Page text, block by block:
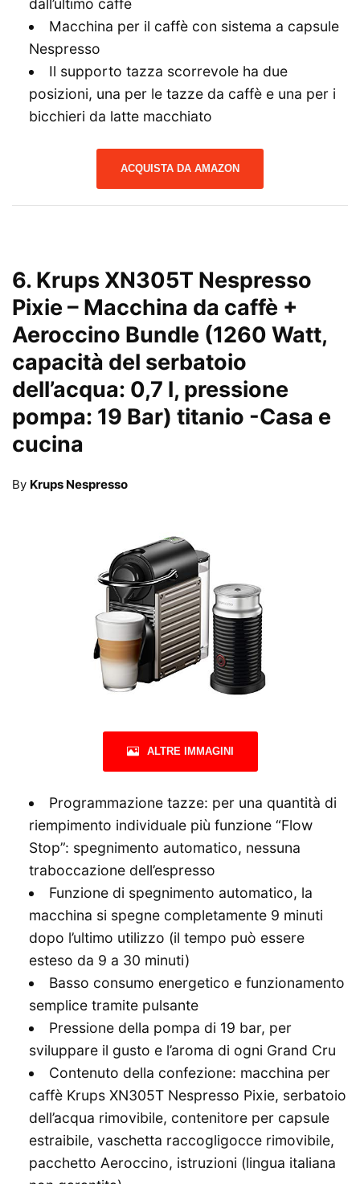
dall’ultimo caffè
Macchina per il caffè con sistema a capsule
Nespresso
Il supporto tazza scorrevole ha due
posizioni, una per le tazze da caffè e una per i
bicchieri da latte macchiato
ACQUISTA DA AMAZON
6. Krups XN305T Nespresso
Pixie – Macchina da caffè +
Aeroccino Bundle (1260 Watt,
capacità del serbatoio
dell’acqua: 0,7 l, pressione
pompa: 19 Bar) titanio -Casa e
cucina
By Krups Nespresso
ALTRE IMMAGINI
Programmazione tazze: per una quantità di
riempimento individuale più funzione “Flow
Stop”: spegnimento automatico, nessuna
traboccazione dell’espresso
Funzione di spegnimento automatico, la
macchina si spegne completamente 9 minuti
dopo l’ultimo utilizzo (il tempo può essere
esteso da 9 a 30 minuti)
Basso consumo energetico e funzionamento
semplice tramite pulsante
Pressione della pompa di 19 bar, per
sviluppare il gusto e l’aroma di ogni Grand Cru
Contenuto della confezione: macchina per
caffè Krups XN305T Nespresso Pixie, serbatoio
dell’acqua rimovibile, contenitore per capsule
estraibile, vaschetta raccogligocce rimovibile,
pacchetto Aeroccino, istruzioni (lingua italiana